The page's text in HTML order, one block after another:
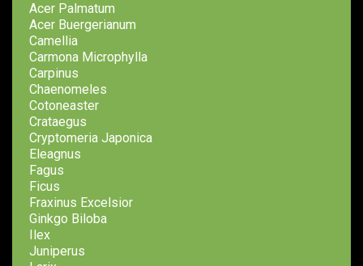
Acer Palmatum
Acer Buergerianum
Camellia
Carmona Microphylla
Carpinus
Chaenomeles
Cotoneaster
Crataegus
Cryptomeria Japonica
Eleagnus
Fagus
Ficus
Fraxinus Excelsior
Ginkgo Biloba
Ilex
Juniperus